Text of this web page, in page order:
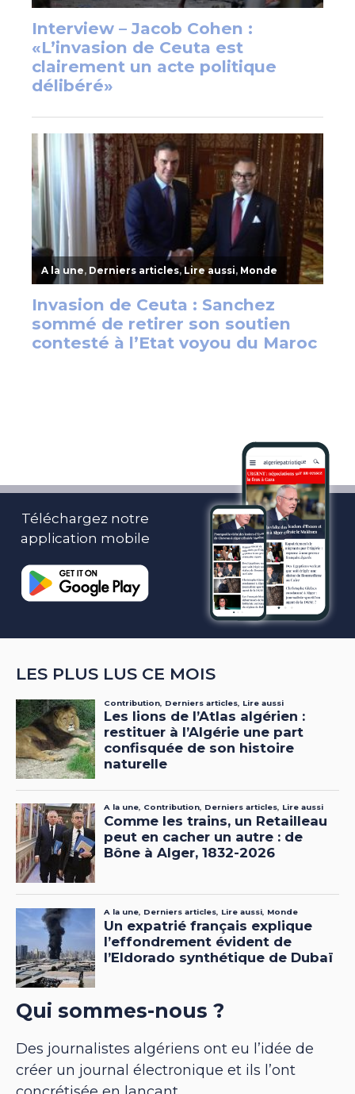
Téléchargez notre
application mobile
LES PLUS LUS CE MOIS
Qui sommes-nous ?
Des journalistes algériens ont eu l’idée de
créer un journal électronique et ils l’ont